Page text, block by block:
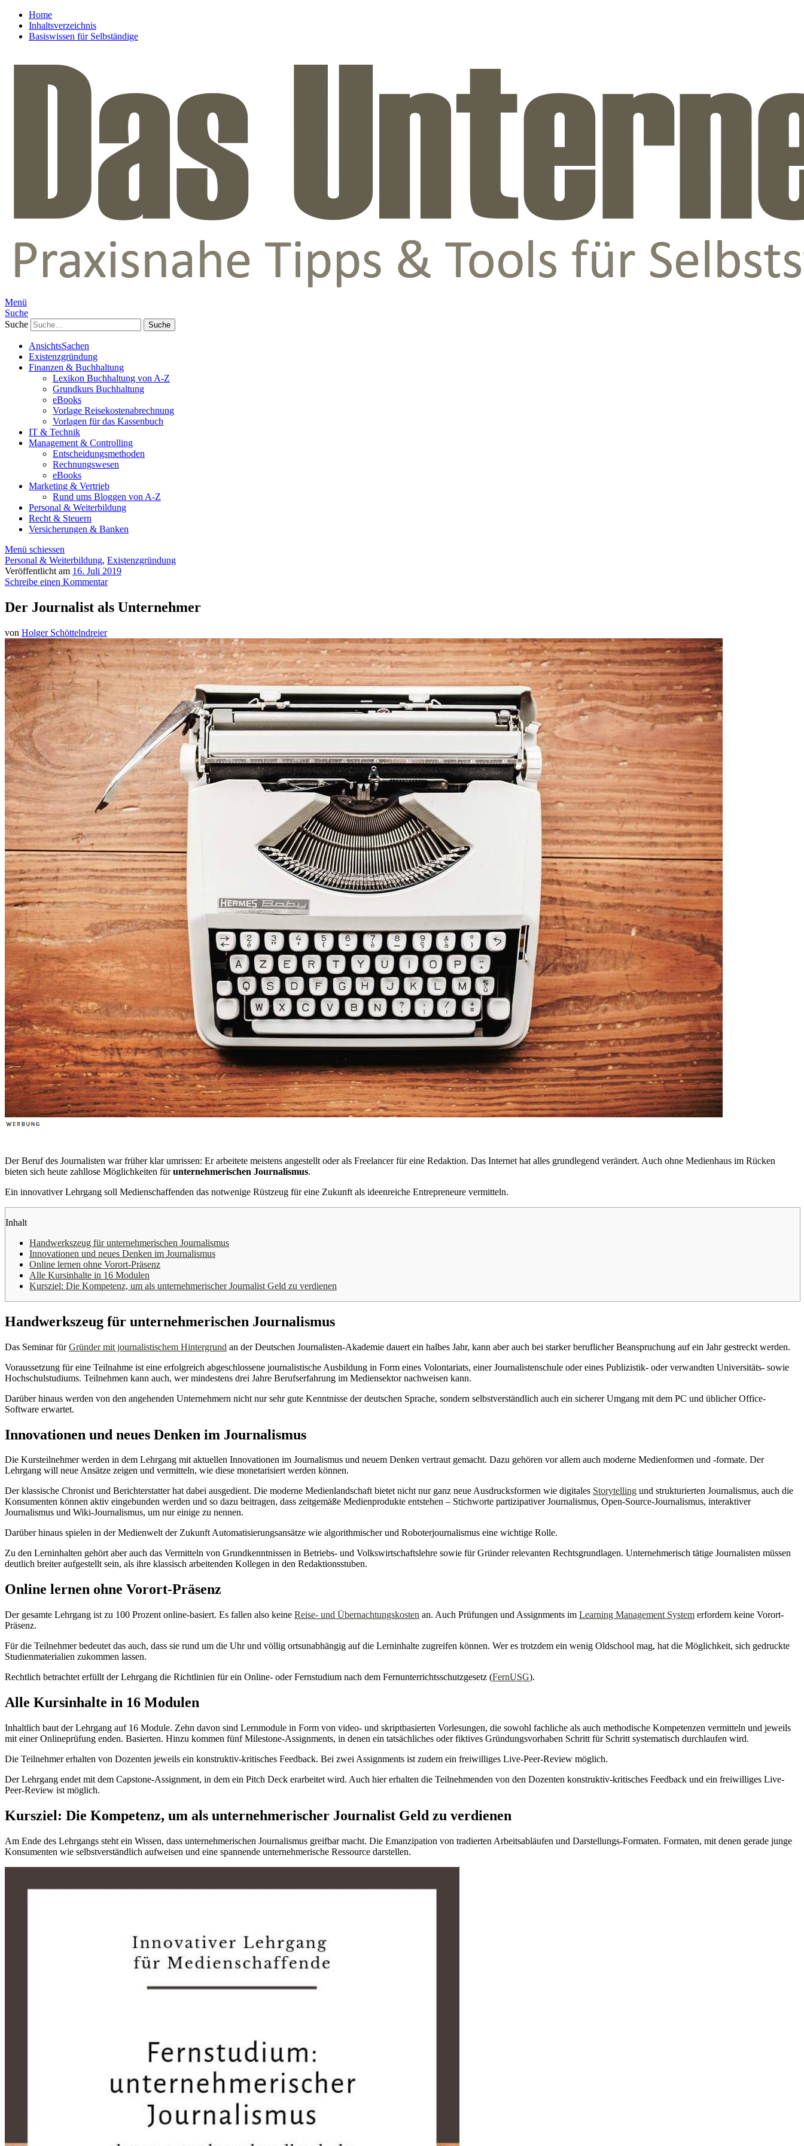
Home
Inhaltsverzeichnis
Basiswissen für Selbständige
Menü
Suche
Suche
AnsichtsSachen
Existenzgründung
Finanzen & Buchhaltung
Lexikon Buchhaltung von A-Z
Grundkurs Buchhaltung
eBooks
Vorlage Reisekostenabrechnung
Vorlagen für das Kassenbuch
IT & Technik
Management & Controlling
Entscheidungsmethoden
Rechnungswesen
eBooks
Marketing & Vertrieb
Rund ums Bloggen von A-Z
Personal & Weiterbildung
Recht & Steuern
Versicherungen & Banken
Menü schiessen
Personal & Weiterbildung, Existenzgründung
Veröffentlicht am 16. Juli 2019
Schreibe einen Kommentar
Der Journalist als Unternehmer
von Holger Schöttelndreier
Der Beruf des Journalisten war früher klar umrissen: Er arbeitete meistens angestellt oder als Freelancer für eine Redaktion. Das Internet hat alles grundlegend verändert. Auch ohne Medienhaus im Rücken
bieten sich heute zahllose Möglichkeiten fürunternehmerischen Journalismus.
Ein innovativer Lehrgang soll Medienschaffenden das notwenige Rüstzeug für eine Zukunft als ideenreiche Entrepreneure vermitteln.
Inhalt
Handwerkszeug für unternehmerischen Journalismus
Innovationen und neues Denken im Journalismus
Online lernen ohne Vorort-Präsenz
Alle Kursinhalte in 16 Modulen
Kursziel: Die Kompetenz, um als unternehmerischer Journalist Geld zu verdienen
Handwerkszeug für unternehmerischen Journalismus
Das Seminar fürGründer mit journalistischem Hintergrund an der Deutschen Journalisten-Akademie dauert ein halbes Jahr, kann aber auch bei starker beruflicher Beanspruchung auf ein Jahr gestreckt werden.
Voraussetzung für eine Teilnahme ist eine erfolgreich abgeschlossene journalistische Ausbildung in Form eines Volontariats, einer Journalistenschule oder eines Publizistik- oder verwandten Universitäts- sowie
Hochschulstudiums. Teilnehmen kann auch, wer mindestens drei Jahre Berufserfahrung im Mediensektor nachweisen kann.
Darüber hinaus werden von den angehenden Unternehmern nicht nur sehr gute Kenntnisse der deutschen Sprache, sondern selbstverständlich auch ein sicherer Umgang mit dem PC und üblicher Office-
Software erwartet.
Innovationen und neues Denken im Journalismus
Die Kursteilnehmer werden in dem Lehrgang mit aktuellen Innovationen im Journalismus und neuem Denken vertraut gemacht. Dazu gehören vor allem auch moderne Medienformen und -formate. Der
Lehrgang will neue Ansätze zeigen und vermitteln, wie diese monetarisiert werden können.
Der klassische Chronist und Berichterstatter hat dabei ausgedient. Die moderne Medienlandschaft bietet nicht nur ganz neue Ausdrucksformen wie digitales Storytelling und strukturierten Journalismus, auch die
Konsumenten können aktiv eingebunden werden und so dazu beitragen, dass zeitgemäße Medienprodukte entstehen – Stichworte partizipativer Journalismus, Open-Source-Journalismus, interaktiver
Journalismus und Wiki-Journalismus, um nur einige zu nennen.
Darüber hinaus spielen in der Medienwelt der Zukunft Automatisierungsansätze wie algorithmischer und Roboterjournalismus eine wichtige Rolle.
Zu den Lerninhalten gehört aber auch das Vermitteln von Grundkenntnissen in Betriebs- und Volkswirtschaftslehre sowie für Gründer relevanten Rechtsgrundlagen. Unternehmerisch tätige Journalisten müssen
deutlich breiter aufgestellt sein, als ihre klassisch arbeitenden Kollegen in den Redaktionsstuben.
Online lernen ohne Vorort-Präsenz
Der gesamte Lehrgang ist zu 100 Prozent online-basiert. Es fallen also keine Reise- und Übernachtungskosten an. Auch Prüfungen und Assignments im Learning Management System erfordern keine Vorort-
Präsenz.
Für die Teilnehmer bedeutet das auch, dass sie rund um die Uhr und völlig ortsunabhängig auf die Lerninhalte zugreifen können. Wer es trotzdem ein wenig Oldschool mag, hat die Möglichkeit, sich gedruckte
Studienmaterialien zukommen lassen.
Rechtlich betrachtet erfüllt der Lehrgang die Richtlinien für ein Online- oder Fernstudium nach dem Fernunterrichtsschutzgesetz (FernUSG).
Alle Kursinhalte in 16 Modulen
Inhaltlich baut der Lehrgang auf 16 Module. Zehn davon sind Lernmodule in Form von video- und skriptbasierten Vorlesungen, die sowohl fachliche als auch methodische Kompetenzen vermitteln und jeweils
mit einer Onlineprüfung enden. Basierten. Hinzu kommen fünf Milestone-Assignments, in denen ein tatsächliches oder fiktives Gründungsvorhaben Schritt für Schritt systematisch durchlaufen wird.
Die Teilnehmer erhalten von Dozenten jeweils ein konstruktiv-kritisches Feedback. Bei zwei Assignments ist zudem ein freiwilliges Live-Peer-Review möglich.
Der Lehrgang endet mit dem Capstone-Assignment, in dem ein Pitch Deck erarbeitet wird. Auch hier erhalten die Teilnehmenden von den Dozenten konstruktiv-kritisches Feedback und ein freiwilliges Live-
Peer-Review ist möglich.
Kursziel: Die Kompetenz, um als unternehmerischer Journalist Geld zu verdienen
Am Ende des Lehrgangs steht ein Wissen, dass unternehmerischen Journalismus greifbar macht. Die Emanzipation von tradierten Arbeitsabläufen und Darstellungs-Formaten. Formaten, mit denen gerade junge
Konsumenten wie selbstverständlich aufweisen und eine spannende unternehmerische Ressource darstellen.